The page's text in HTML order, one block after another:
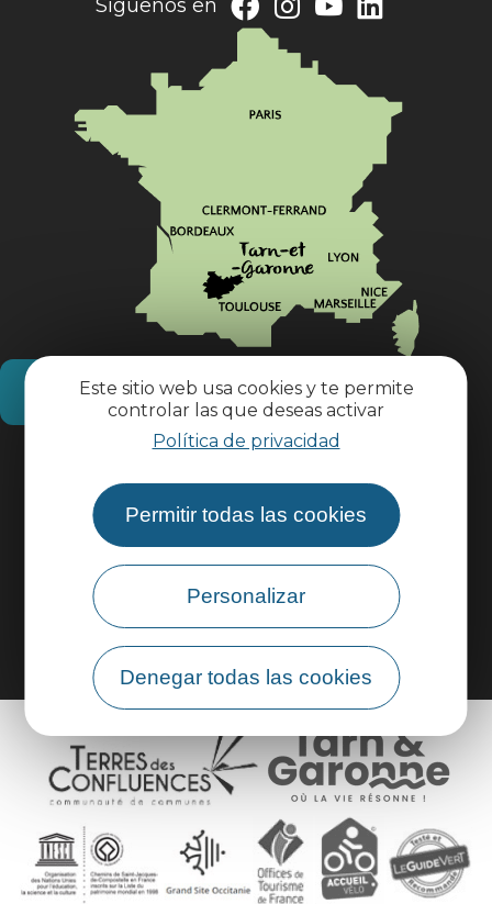
Este sitio web usa cookies y te permite
controlar las que deseas activar
Política de privacidad
Permitir todas las cookies
Personalizar
Denegar todas las cookies
Síguenos en
¿Cómo llegar?
Área de grupo